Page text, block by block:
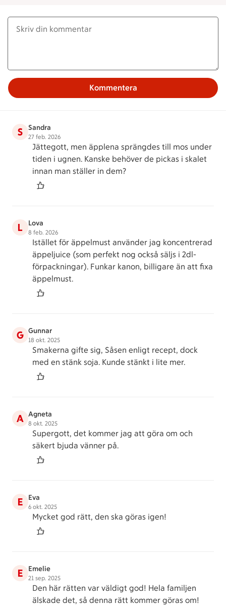
Kommentera
S Sandra
27 feb. 2026
Jättegott, men äpplena sprängdes till mos under
tiden i ugnen. Kanske behöver de pickas i skalet
innan man ställer in dem?
L Lova
8 feb. 2026
Istället för äppelmust använder jag koncentrerad
äppeljuice (som perfekt nog också säljs i 2dl-
förpackningar). Funkar kanon, billigare än att fixa
äppelmust.
G Gunnar
18 okt. 2025
Smakerna gifte sig, Såsen enligt recept, dock
med en stänk soja. Kunde stänkt i lite mer.
A Agneta
8 okt. 2025
Supergott, det kommer jag att göra om och
säkert bjuda vänner på.
E Eva
6 okt. 2025
Mycket god rätt, den ska göras igen!
E Emelie
21 sep. 2025
Den här rätten var väldigt god! Hela familjen
älskade det, så denna rätt kommer göras om!